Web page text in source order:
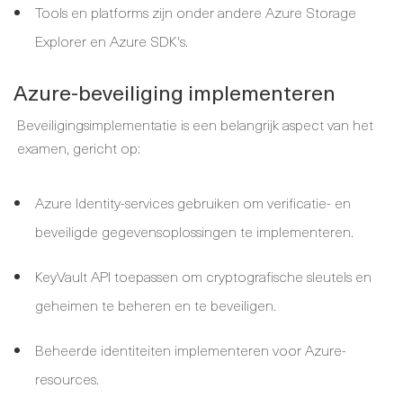
Tools en platforms zijn onder andere Azure Storage
Explorer en Azure SDK's.
Azure-beveiliging implementeren
Beveiligingsimplementatie is een belangrijk aspect van het
examen, gericht op:
Azure Identity-services gebruiken om verificatie- en
beveiligde gegevensoplossingen te implementeren.
KeyVault API toepassen om cryptografische sleutels en
geheimen te beheren en te beveiligen.
Beheerde identiteiten implementeren voor Azure-
resources.